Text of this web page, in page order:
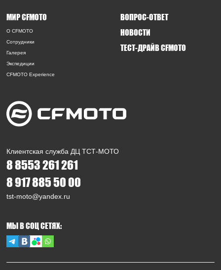
Клиентская служба ДЦ ТСТ-МОТО
8 8553 261 261
8 917 885 50 00
tst-moto@yandex.ru
МЫ В СОЦ СЕТЯХ:
МИР CFMOTO
O CFMOTO
Сотрудники
Галерея
Экспедиции
CFMOTO Experience
ВОПРОС-ОТВЕТ
НОВОСТИ
ТЕСТ-ДРАЙВ CFMOTO